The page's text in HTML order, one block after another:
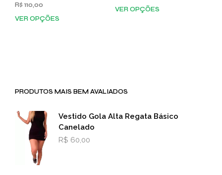
R$ 110,00
VER OPÇÕES
podem
escolhidas
VER OPÇÕES
PRODUTOS MAIS BEM AVALIADOS
Vestido Gola Alta Regata Básico
Canelado
R$ 60,00